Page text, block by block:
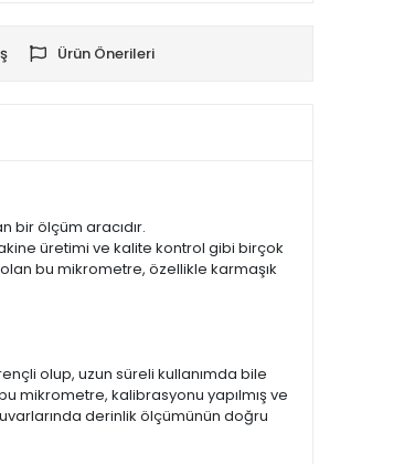
Ürün Önerileri
bir ölçüm aracıdır.
üretimi ve kalite kontrol gibi birçok
bu mikrometre, özellikle karmaşık
olup, uzun süreli kullanımda bile
mikrometre, kalibrasyonu yapılmış ve
derinlik ölçümünün doğru